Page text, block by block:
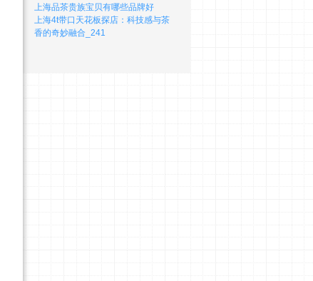
上海品茶贵族宝贝有哪些品牌好
上海4t带口天花板探店：科技感与茶
香的奇妙融合_241